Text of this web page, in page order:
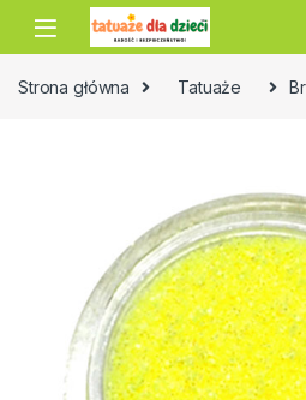
Skip to navigation
Skip to content
Strona główna Tatuaże